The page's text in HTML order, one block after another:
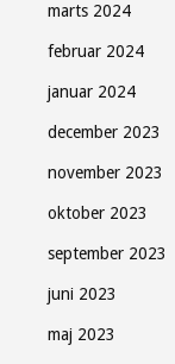
marts 2024
februar 2024
januar 2024
december 2023
november 2023
oktober 2023
september 2023
juni 2023
maj 2023